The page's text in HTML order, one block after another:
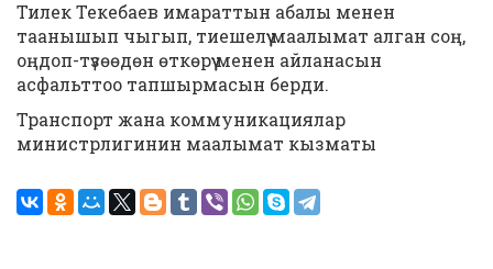
Тилек Текебаев имараттын абалы менен
таанышып чыгып, тиешелүү маалымат алган соң,
оңдоп-түзөөдөн өткөрүү менен айланасын
асфальттоо тапшырмасын берди.
Транспорт жана коммуникациялар
министрлигинин маалымат кызматы